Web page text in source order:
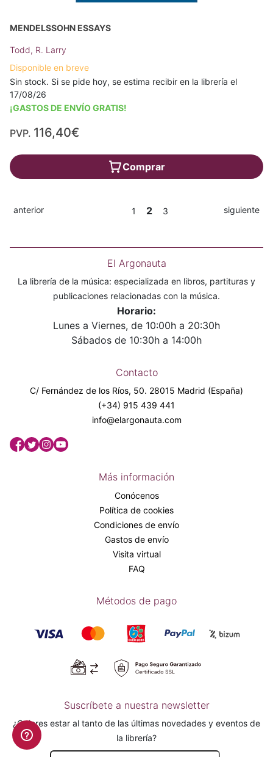
MENDELSSOHN ESSAYS
Todd, R. Larry
Disponible en breve
Sin stock. Si se pide hoy, se estima recibir en la librería el
17/08/26
¡GASTOS DE ENVÍO GRATIS!
PVP. 116,40€
Comprar
anterior 1 2 3 siguiente
El Argonauta
La librería de la música: especializada en libros, partituras y
publicaciones relacionadas con la música.
Horario:
Lunes a Viernes, de 10:00h a 20:30h
Sábados de 10:30h a 14:00h
Contacto
C/ Fernández de los Ríos, 50. 28015 Madrid (España)
(+34) 915 439 441
info@elargonauta.com
Más información
Conócenos
Política de cookies
Condiciones de envío
Gastos de envío
Visita virtual
FAQ
Métodos de pago
Suscríbete a nuestra newsletter
¿Quieres estar al tanto de las últimas novedades y eventos de
la librería?